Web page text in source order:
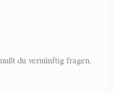
du vernünftig fragen.